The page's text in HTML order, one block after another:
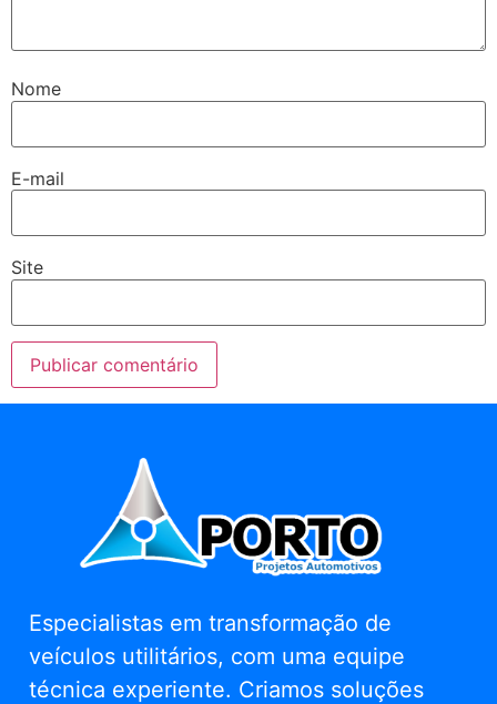
Nome
E-mail
Site
Especialistas em transformação de
veículos utilitários, com uma equipe
técnica experiente. Criamos soluções